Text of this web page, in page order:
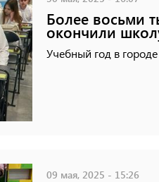
Более восьми
окончили
Учебный год в
09 мая, 2025 - 15:26